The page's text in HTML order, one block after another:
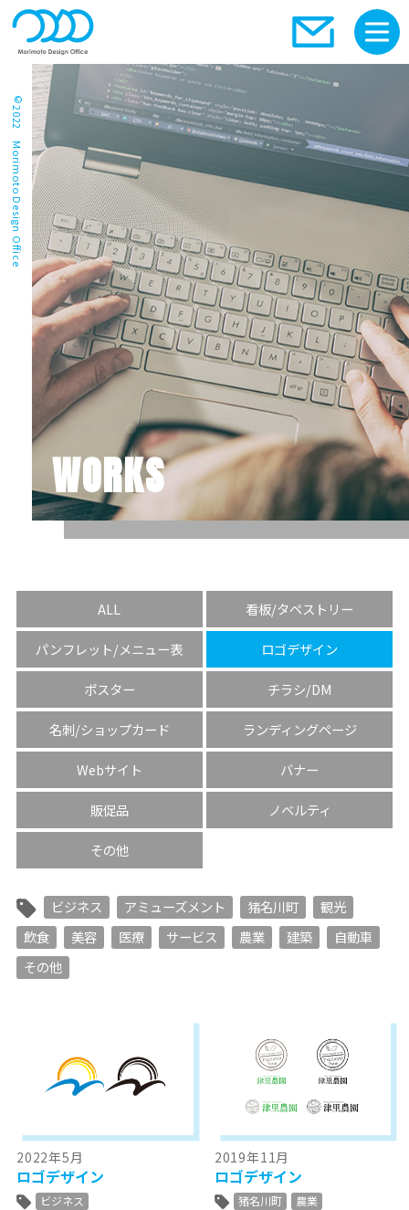
WORKS
©2022 Morimoto Design Office
ALL 看板/タペストリー
パンフレット/メニュー表 ロゴデザイン
ポスター チラシ/DM
名刺/ショップカード ランディングページ
Webサイト バナー
販促品 ノベルティ
その他
ビジネス アミューズメント 猪名川町
観光
飲食
美容 医療 サービス 農業 建築
自動車
その他
2022年5月
ロゴデザイン
ビジネス
2019年11月
ロゴデザイン
猪名川町 農業